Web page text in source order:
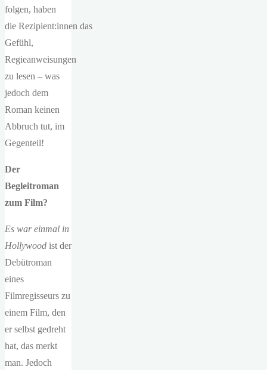
folgen, haben
die Rezipient:innen das
Gefühl,
Regieanweisungen
zu lesen – was
jedoch dem
Roman keinen
Abbruch tut, im
Gegenteil!
Der
Begleitroman
zum Film?
Es war einmal in
Hollywood ist der
Debütroman
eines
Filmregisseurs zu
einem Film, den
er selbst gedreht
hat, das merkt
man. Jedoch